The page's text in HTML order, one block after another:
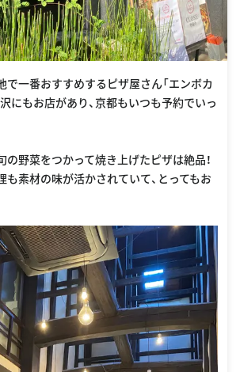
で一番おすすめするピザ屋さん「エンボカ
にもお店があり、京都もいつも予約でいっ
野菜をつかって焼き上げたピザは絶品！
も素材の味が活かされていて、とってもお